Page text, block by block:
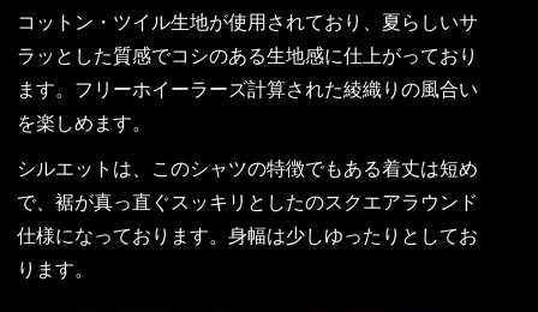
コットン・ツイル生地が使用されており、夏らしいサ
ラッとした質感でコシのある生地感に仕上がっており
ます。フリーホイーラーズ計算された綾織りの風合い
を楽しめます。
シルエットは、このシャツの特徴でもある着丈は短め
で、裾が真っ直ぐスッキリとしたのスクエアラウンド
仕様になっております。身幅は少しゆったりとしてお
ります。